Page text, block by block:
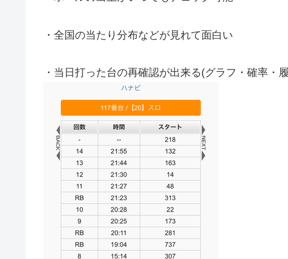
・全国の当たり分布などが見れて面白い
・当日打った台の再確認が出来る(グラフ・確率・